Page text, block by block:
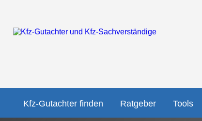
Kfz-Gutachter finden Ratgeber Tools